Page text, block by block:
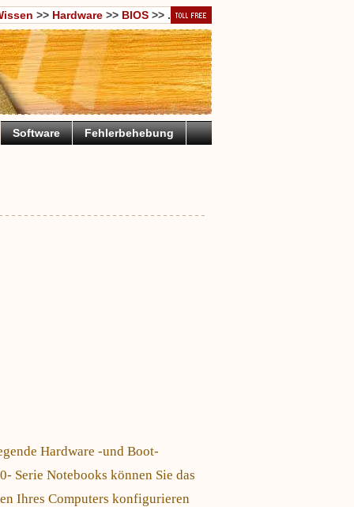
>> Hardware>> BIOS>> .
Software
Fehlerbehebung
Hardware -und Boot-
Serie Notebooks können Sie das
Ihres Computers konfigurieren